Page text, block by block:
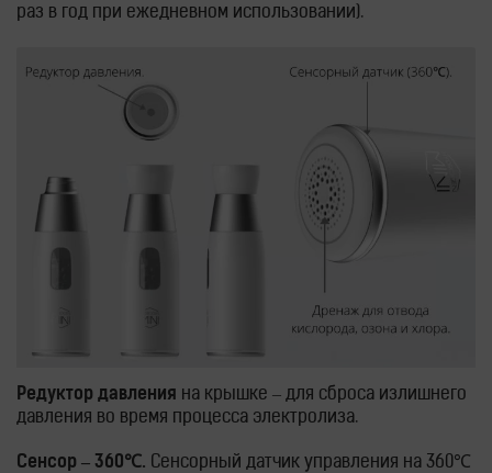
раз в год при ежедневном использовании).
Редуктор давления на крышке – для сброса излишнего
давления во время процесса электролиза.
Сенсор – 360℃. Сенсорный датчик управления на 360℃